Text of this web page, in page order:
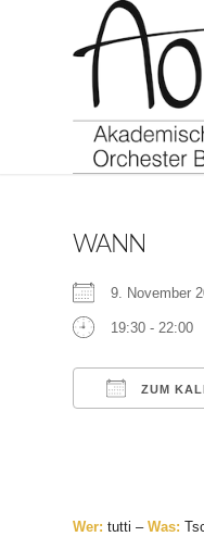
WANN
9. November
19:30 - 22:00
ZUM
Wer: tutti – Was: